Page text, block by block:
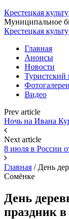
Крестецкая
Муниципальное
Крестецкая
Главная
Анонсы
Новости
Фотогалереи
Видео
Prev article
Ночь на Ивана
Next article
8 июля в России
Главная / День
Сомёнке
День
праздник